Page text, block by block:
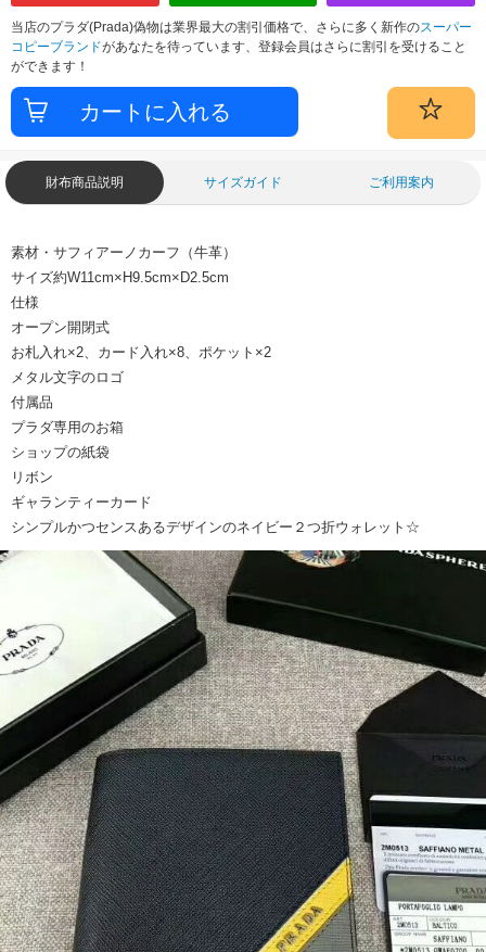
当店のプラダ(Prada)偽物は業界最大の割引価格で、さらに多く新作のスーパー
コピーブランドがあなたを待っています、登録会員はさらに割引を受けること
ができます！
財布商品説明 サイズガイド ご利用案内
素材・サフィアーノカーフ（牛革）
サイズ約W11cm×H9.5cm×D2.5cm
仕様
オープン開閉式
お札入れ×2、カード入れ×8、ポケット×2
メタル文字のロゴ
付属品
プラダ専用のお箱
ショップの紙袋
リボン
ギャランティーカード
シンプルかつセンスあるデザインのネイビー２つ折ウォレット☆